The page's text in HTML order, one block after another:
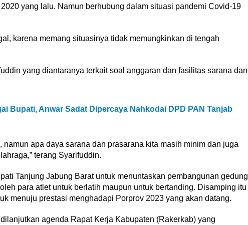
yang lalu. Namun berhubung dalam situasi pandemi Covid-19
karena memang situasinya tidak memungkinkan di tengah
yang diantaranya terkait soal anggaran dan fasilitas sarana dan
Bupati, Anwar Sadat Dipercaya Nahkodai DPD PAN Tanjab
namun apa daya sarana dan prasarana kita masih minim dan juga
terang Syarifuddin.
Tanjung Jabung Barat untuk menuntaskan pembangunan gedung
para atlet untuk berlatih maupun untuk bertanding. Disamping itu
menuju prestasi menghadapi Porprov 2023 yang akan datang.
agenda Rapat Kerja Kabupaten (Rakerkab) yang